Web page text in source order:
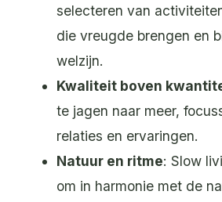
selecteren van
die vreugde brengen en
welzijn.
Kwaliteit boven
te jagen naar meer,
relaties en ervaringen.
Natuur en ritme: Slow
om in harmonie met de